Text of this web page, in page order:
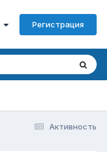
Регистрация
Активность